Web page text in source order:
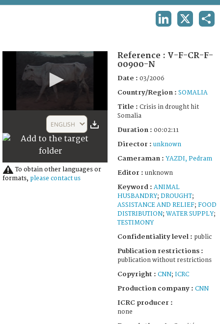
2
seconds
ENGLISH
To obtain other languages or
formats, please contact us
Reference : V-F-CR-F-
00900-N
Date : 03/2006
Country/Region : SOMALIA
Title : Crisis in drought hit
Somalia
Duration : 00:02:11
Director : unknown
Cameraman : YAZDI, Pedram
Editor : unknown
Keyword : ANIMAL
HUSBANDRY; DROUGHT;
ASSISTANCE AND RELIEF; FOOD
DISTRIBUTION; WATER SUPPLY;
TESTIMONY
Confidentiality level : public
Publication restrictions :
publication without restrictions
Copyright : CNN; ICRC
Production company : CNN
ICRC producer :
none